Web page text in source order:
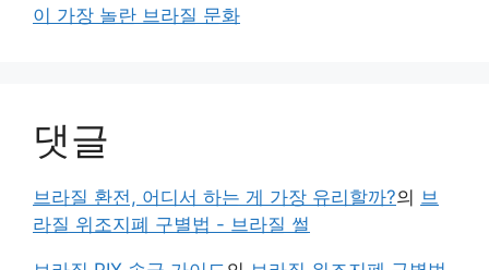
이 가장 놀란 브라질 문화
댓글
브라질 환전, 어디서 하는 게 가장 유리할까?의 브
라질 위조지폐 구별법 - 브라질 썰